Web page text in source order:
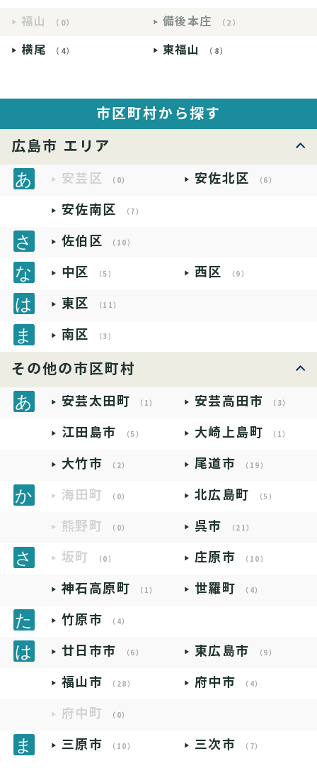
福山
（0） 備後本庄 （2）
横尾 （4） 東福山 （8）
市区町村から探す
広島市 エリア
安芸区 （0） 安佐北区 （6）
安佐南区 （7）
佐伯区 （10）
中区 （5） 西区 （9）
東区 （11）
南区 （3）
その他の市区町村
安芸太田町 （1） 安芸高田市 （3）
江田島市 （5） 大崎上島町 （1）
大竹市 （2） 尾道市 （19）
海田町 （0） 北広島町 （5）
熊野町 （0） 呉市 （21）
坂町 （0） 庄原市 （10）
神石高原町 （1） 世羅町 （4）
竹原市 （4）
廿日市市 （6） 東広島市 （9）
福山市 （28） 府中市 （4）
府中町 （0）
三原市 （10） 三次市 （7）